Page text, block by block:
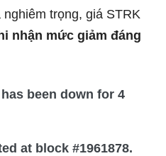
trọng, giá STRK
nhận mức giảm đáng
been down for 4
at block #1961878.